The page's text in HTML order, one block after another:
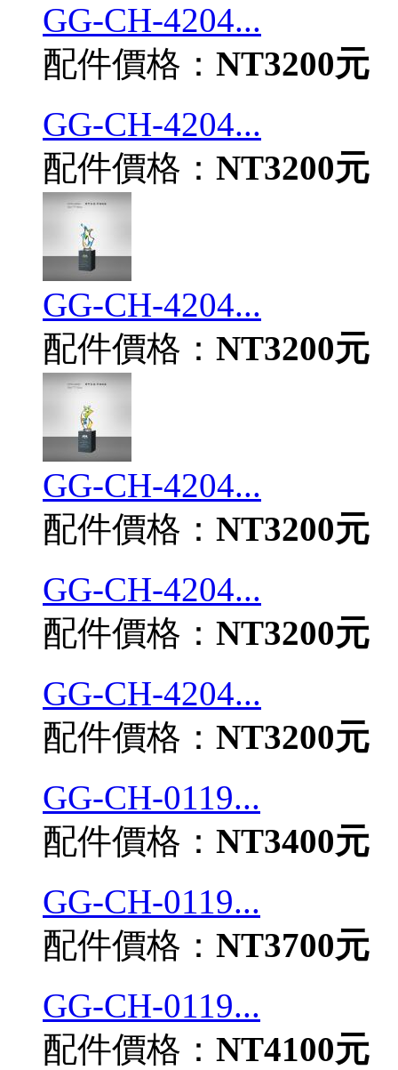
GG-CH-4204...
配件價格： NT3200元
GG-CH-4204...
配件價格： NT3200元
GG-CH-4204...
配件價格： NT3200元
GG-CH-4204...
配件價格： NT3200元
GG-CH-4204...
配件價格： NT3200元
GG-CH-4204...
配件價格： NT3200元
GG-CH-0119...
配件價格： NT3400元
GG-CH-0119...
配件價格： NT3700元
GG-CH-0119...
配件價格： NT4100元